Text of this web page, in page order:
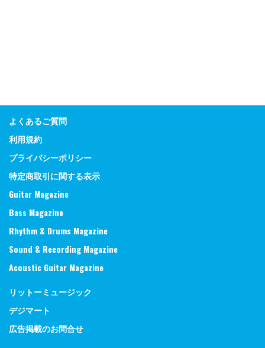
よくあるご質問
利用規約
プライバシーポリシー
特定商取引に関する表示
Guitar Magazine
Bass Magazine
Rhythm & Drums Magazine
Sound & Recording Magazine
Acoustic Guitar Magazine
リットーミュージック
デジマート
広告掲載のお問合せ